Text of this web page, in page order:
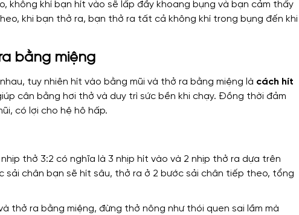
không khí bạn hít vào sẽ lấp đầy khoang bụng và bạn cảm thấy
khi bạn thở ra, bạn thở ra tất cả không khí trong bụng đến khi
bằng miệng
tuy nhiên hít vào bằng mũi và thở ra bằng miệng là cách hít
cân bằng hơi thở và duy trì sức bền khi chạy. Đồng thời đảm
có lợi cho hệ hô hấp.
nhịp thở 3:2 có nghĩa là 3 nhịp hít vào và 2 nhịp thở ra dựa trên
sải chân bạn sẽ hít sâu, thở ra ở 2 bước sải chân tiếp theo, tổng
thở ra bằng miệng, đừng thở nông như thói quen sai lầm mà